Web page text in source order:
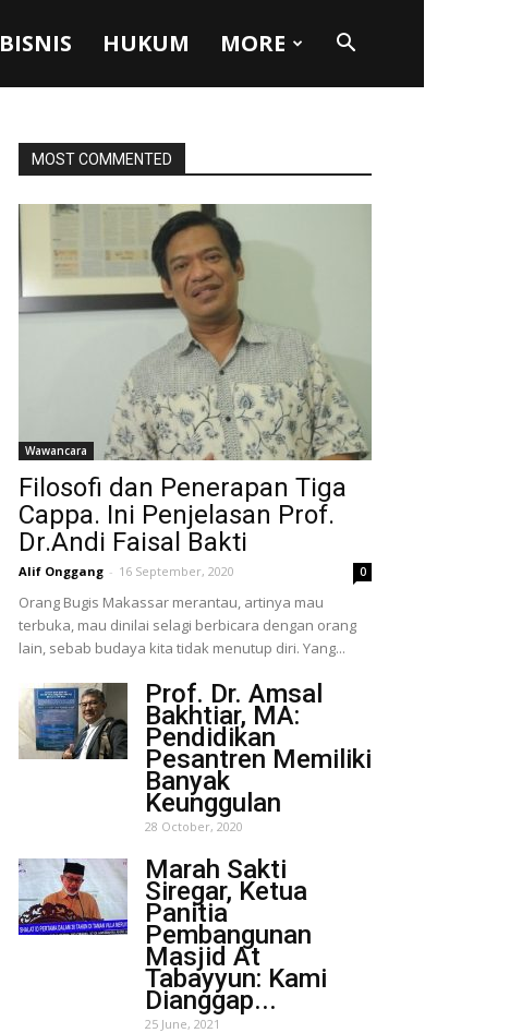
BISNIS HUKUM MORE
MOST COMMENTED
Wawancara
Filosofi dan Penerapan Tiga
Cappa. Ini Penjelasan Prof.
Dr.Andi Faisal Bakti
Alif Onggang - 16 September, 2020 0
Orang Bugis Makassar merantau, artinya mau
terbuka, mau dinilai selagi berbicara dengan orang
lain, sebab budaya kita tidak menutup diri. Yang...
Prof. Dr. Amsal
Bakhtiar, MA:
Pendidikan
Pesantren Memiliki
Banyak
Keunggulan
28 October, 2020
Marah Sakti
Siregar, Ketua
Panitia
Pembangunan
Masjid At
Tabayyun: Kami
Dianggap...
25 June, 2021